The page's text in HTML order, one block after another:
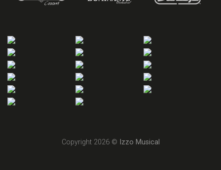
Copyright 2026 © Izzo Musical